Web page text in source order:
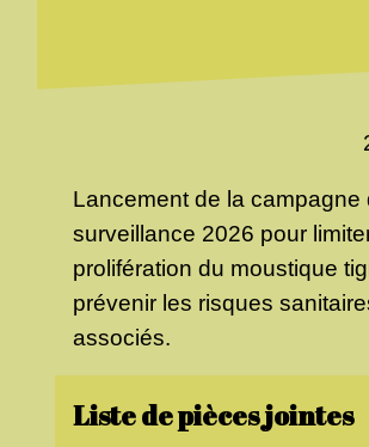
Lancement de la campagne
surveillance 2026 pour
prolifération du moustique
prévenir les risques
associés.
Liste de pièces jointes